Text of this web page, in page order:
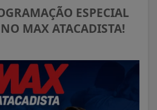
ESPECIAL
MAX ATACADISTA!